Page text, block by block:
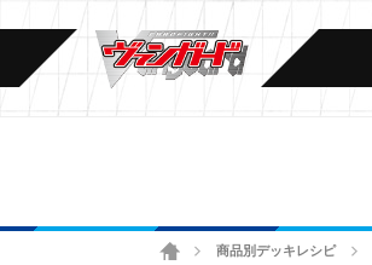
ホーム商品別デッキレシピ